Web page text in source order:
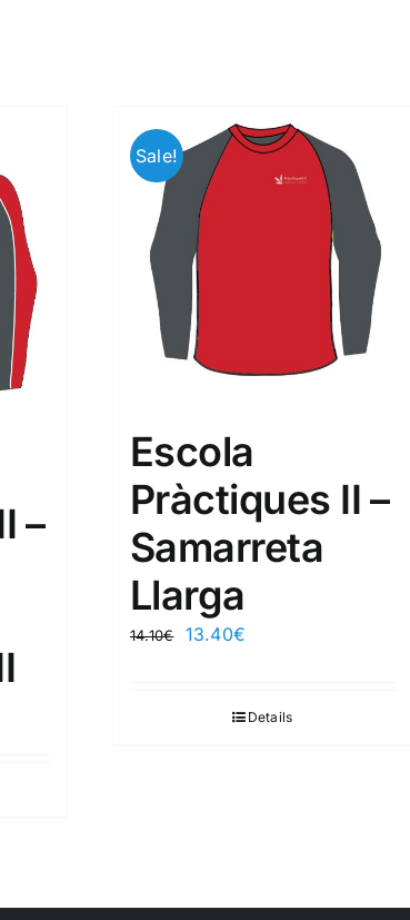
–
Sale!
Escola
Pràctiques II –
Samarreta
Llarga
14.10€ 13.40€
Details